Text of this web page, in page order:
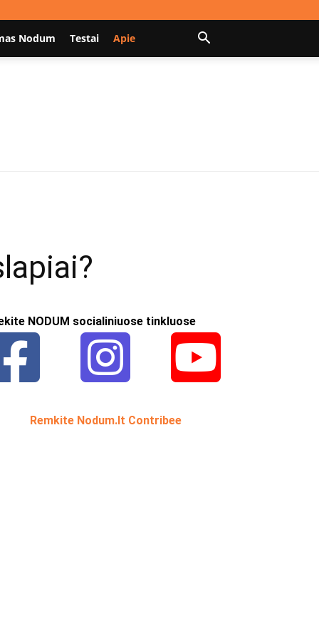
Nodum Testai Apie
NODUM socialiniuose tinkluose
Remkite Nodum.lt Contribee